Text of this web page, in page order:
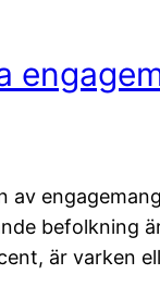
av
befolkning
är varken